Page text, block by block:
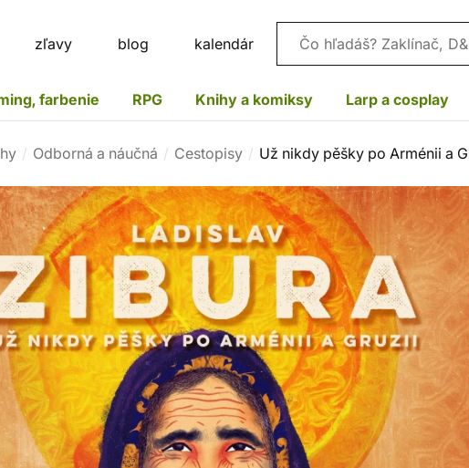
zľavy blog kalendár Vyhľadávanie
farbenie RPG Knihy a komiksy Larp a cosplay
Odborná a náučná Cestopisy Už nikdy pěšky po Arménii a